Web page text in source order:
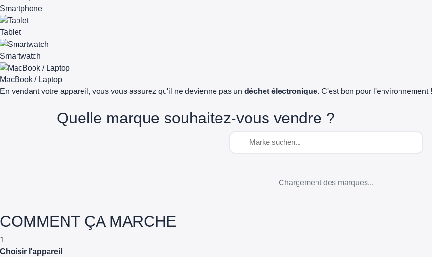
Smartphone
Tablet
Smartwatch
MacBook / Laptop
En vendant votre appareil, vous vous assurez qu'il ne devienne pas un déchet électronique. C'est bon pour l'environnement !
Quelle marque souhaitez-vous vendre ?
Chargement des marques...
COMMENT ÇA MARCHE
1
Choisir l'appareil